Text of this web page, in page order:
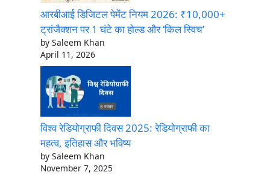
आरबीआई डिजिटल पेमेंट नियम 2026: ₹10,000+
ट्रांजैक्शन पर 1 घंटे का होल्ड और ‘किल स्विच’
by Saleem Khan
April 11, 2026
विश्व रेडियोग्राफी दिवस 2025: रेडियोग्राफी का
महत्व, इतिहास और भविष्य
by Saleem Khan
November 7, 2025